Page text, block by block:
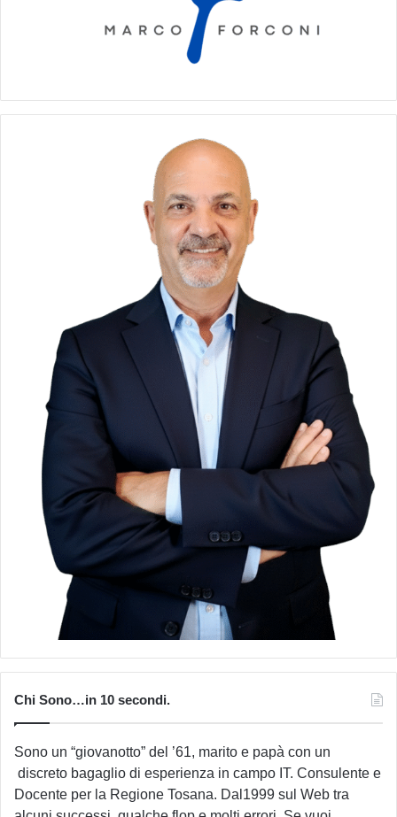
Chi Sono…in 10 secondi.
Sono un “giovanotto” del ’61, marito e papà con un
discreto bagaglio di esperienza in campo IT. Consulente e
Docente per la Regione Tosana. Dal1999 sul Web tra